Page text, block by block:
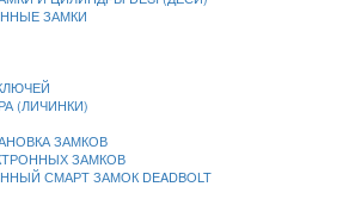
ЗАМКИ
(ЛИЧИНКИ)
ЗАМКОВ
ЗАМКОВ
СМАРТ ЗАМОК DEADBOLT